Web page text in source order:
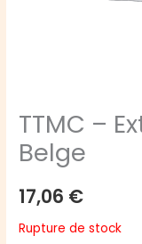
TTMC –
Belge
17,06 €
Rupture de stock